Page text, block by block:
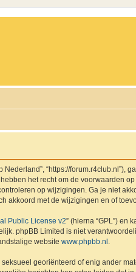
“https://
het recht om de voorwaarden
op wijzigingen. Ga je niet
akkoord met de wijzigingen en of
Public License v2” (hierna “GPL”) en
phpBB Limited is niet
website www.phpbb.nl .
georiënteerd of enig ander